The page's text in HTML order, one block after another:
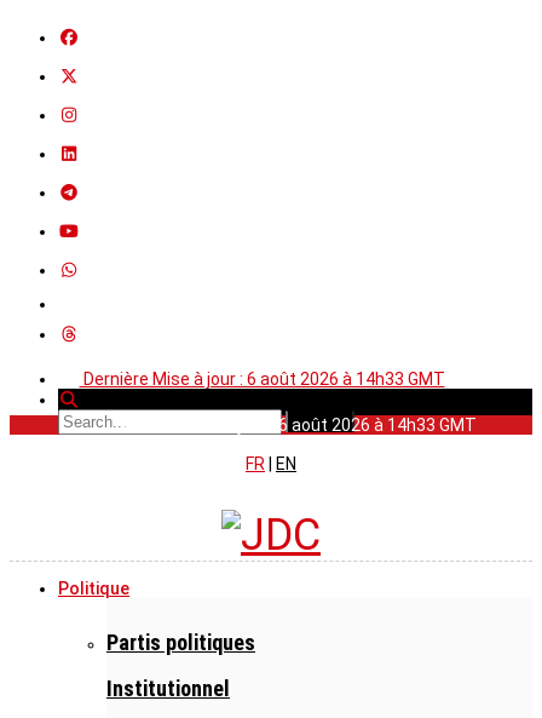
Dernière Mise à jour : 6 août 2026 à 14h33 GMT
Dernière Mise à jour : 6 août 2026 à 14h33 GMT
FR
EN
Politique
Partis politiques
Institutionnel